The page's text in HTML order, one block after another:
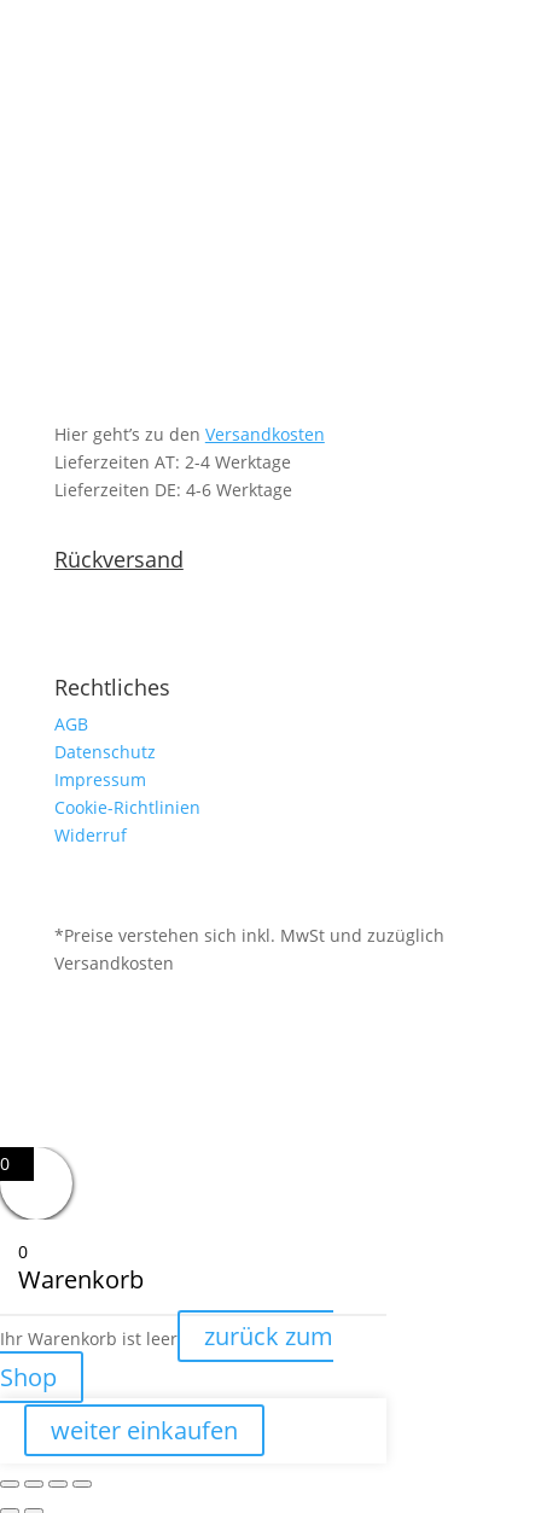
Hier geht’s zu den Versandkosten
Lieferzeiten AT: 2-4 Werktage
Lieferzeiten DE: 4-6 Werktage
Rückversand
Rechtliches
AGB
Datenschutz
Impressum
Cookie-Richtlinien
Widerruf
*Preise verstehen sich inkl. MwSt und zuzüglich
Versandkosten
0
0
Warenkorb
Ihr Warenkorb ist leer
zurück zum
Shop
weiter einkaufen